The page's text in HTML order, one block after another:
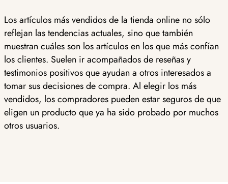
Los artículos más vendidos de la tienda online no sólo
reflejan las tendencias actuales, sino que también
muestran cuáles son los artículos en los que más confían
los clientes. Suelen ir acompañados de reseñas y
testimonios positivos que ayudan a otros interesados a
tomar sus decisiones de compra. Al elegir los más
vendidos, los compradores pueden estar seguros de que
eligen un producto que ya ha sido probado por muchos
otros usuarios.